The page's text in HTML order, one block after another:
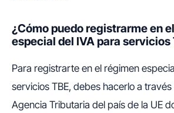
¿Cómo puedo registrarme en
especial del IVA para servicios
Para registrarte en el régimen
servicios TBE, debes hacerlo a
Agencia Tributaria del país de la UE